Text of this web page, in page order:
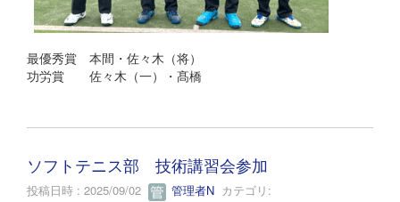
最優秀賞 本間・佐々木（将）
功労賞 佐々木（一）・髙橋
ソフトテニス部 技術講習会参加
投稿日時 : 2025/09/02 管理者N カテゴリ: